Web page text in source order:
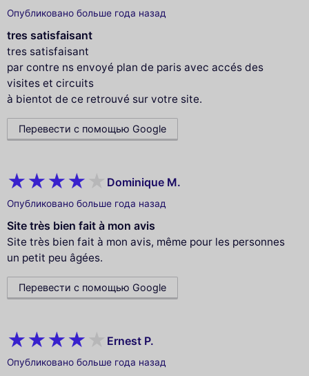
Опубликовано больше года назад
tres satisfaisant
tres satisfaisant
par contre ns envoyé plan de paris avec accés des
visites et circuits
à bientot de ce retrouvé sur votre site.
Перевести с помощью Google
Dominique M.
Опубликовано больше года назад
Site très bien fait à mon avis
Site très bien fait à mon avis, même pour les personnes
un petit peu âgées.
Перевести с помощью Google
Ernest P.
Опубликовано больше года назад